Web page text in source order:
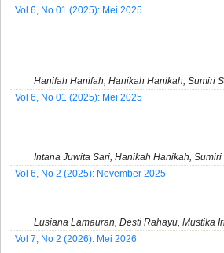
Vol 6, No 01 (2025): Mei 2025
Hanifah Hanifah, Hanikah Hanikah, Sumiri
Vol 6, No 01 (2025): Mei 2025
Intana Juwita Sari, Hanikah Hanikah, Sumiri
Vol 6, No 2 (2025): November 2025
Lusiana Lamauran, Desti Rahayu, Mustika
Vol 7, No 2 (2026): Mei 2026